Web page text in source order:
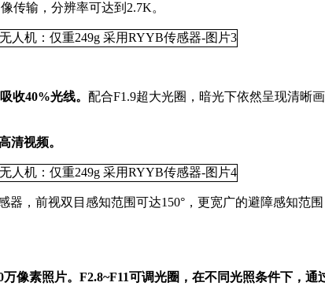
传输，分辨率可达到2.7K。
收40%光线。 配合F1.9超大光圈，暗光下依然呈现清晰
清视频。
，前视双目感知范围可达150°，更宽广的避障感知范
像素照片。F2.8~F11可调光圈，在不同光照条件下，